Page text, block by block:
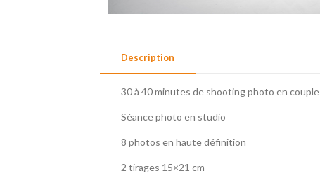
Description
30 à 40 minutes de shooting photo en couple
Séance photo en studio
8 photos en haute définition
2 tirages 15×21 cm